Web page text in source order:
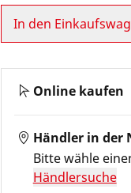
In den
Online kaufen
Händler in der
Bitte wähle
Händlersuche